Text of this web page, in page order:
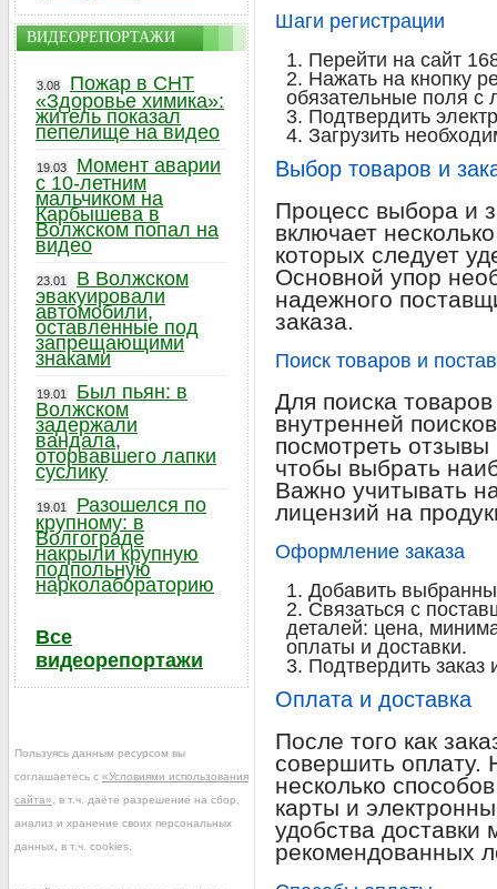
Шаги регистрации
Перейти на сайт
Нажать на кнопку
обязательные поля
Подтвердить
Загрузить
Выбор товаров и
Процесс выбора и
включает
которых следует
Основной упор
надежного
заказа.
Поиск товаров и
Для поиска
внутренней
посмотреть
чтобы выбрать
Важно учитывать
лицензий на
Оформление заказа
Добавить
Связаться с
деталей: цена,
оплаты и доставки.
Подтвердить заказ
Оплата и доставка
После того как
совершить оплату.
несколько
карты и
удобства доставки
рекомендованных
ВИДЕОРЕПОРТАЖИ
3.08
Пожар в СНТ
«Здоровье химика»:
житель показал
пепелище на видео
19.03
Момент аварии
с 10-летним
мальчиком на
Карбышева в
Волжском попал на
видео
23.01
В Волжском
эвакуировали
автомобили,
оставленные под
запрещающими
знаками
19.01
Был пьян: в
Волжском
задержали
вандала,
оторвавшего лапки
суслику
19.01
Разошелся по
крупному: в
Волгограде
накрыли крупную
подпольную
нарколабораторию
Все
видеорепортажи
Пользуясь данным ресурсом вы
соглашаетесь с «Условиями использования
сайта» , в т.ч. даёте разрешение на сбор,
анализ и хранение своих персональных
данных, в т.ч. cookies.